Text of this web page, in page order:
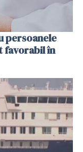
persoanele
favorabil în